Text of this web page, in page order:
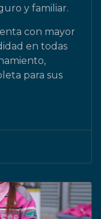
y familiar.
con mayor
en todas
para sus